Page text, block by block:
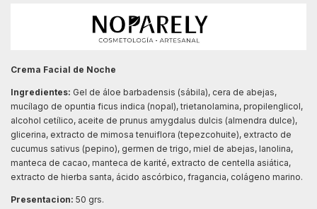
Crema Facial de Noche
Ingredientes: Gel de áloe barbadensis (sábila), cera de abejas,
mucílago de opuntia ficus indica (nopal), trietanolamina, propilenglicol,
alcohol cetílico, aceite de prunus amygdalus dulcis (almendra dulce),
glicerina, extracto de mimosa tenuiflora (tepezcohuite), extracto de
cucumus sativus (pepino), germen de trigo, miel de abejas, lanolina,
manteca de cacao, manteca de karité, extracto de centella asiática,
extracto de hierba santa, ácido ascórbico, fragancia, colágeno marino.
Presentacion: 50 grs.